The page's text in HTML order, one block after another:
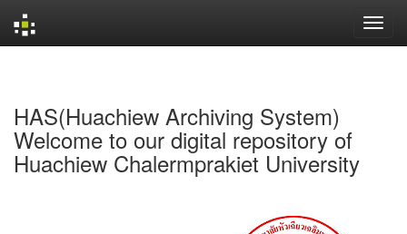
HAS(Huachiew Archiving System)
Welcome to our digital repository of
Huachiew Chalermprakiet University